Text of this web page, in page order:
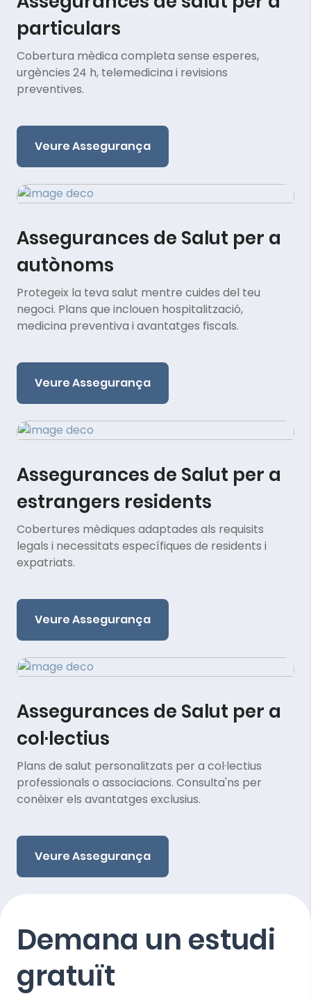
particulars
Cobertura mèdica completa sense esperes,
urgències 24 h, telemedicina i revisions
preventives.
Veure Assegurança
Assegurances de Salut per a
autònoms
Protegeix la teva salut mentre cuides del teu
negoci. Plans que inclouen hospitalització,
medicina preventiva i avantatges fiscals.
Veure Assegurança
Assegurances de Salut per a
estrangers residents
Cobertures mèdiques adaptades als requisits
legals i necessitats específiques de residents i
expatriats.
Veure Assegurança
Assegurances de Salut per a
col·lectius
Plans de salut personalitzats per a col·lectius
professionals o associacions. Consulta'ns per
conèixer els avantatges exclusius.
Veure Assegurança
Demana un estudi
gratuït